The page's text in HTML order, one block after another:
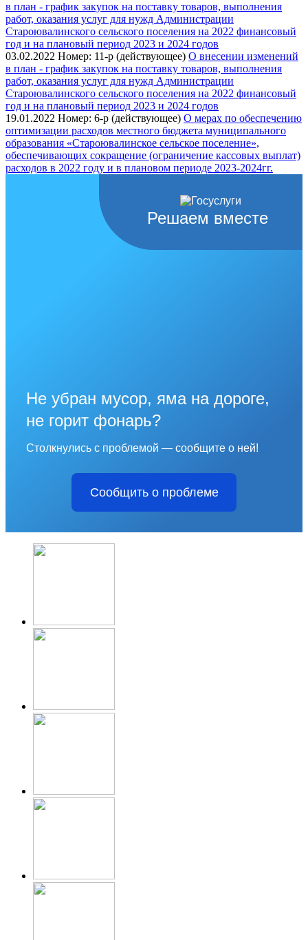
в план - график закупок на поставку товаров, выполнения
работ, оказания услуг для нужд Администрации
Староювалинского сельского поселения на 2022 финансовый
год и на плановый период 2023 и 2024 годов
03.02.2022 Номер: 11-р (действующее) О внесении изменений
в план - график закупок на поставку товаров, выполнения
работ, оказания услуг для нужд Администрации
Староювалинского сельского поселения на 2022 финансовый
год и на плановый период 2023 и 2024 годов
19.01.2022 Номер: 6-р (действующее) О мерах по обеспечению
оптимизации расходов местного бюджета муниципального
образования «Староювалинское сельское поселение»,
обеспечивающих сокращение (ограничение кассовых выплат)
расходов в 2022 году и в плановом периоде 2023-2024гг.
Решаем вместе
Не убран мусор, яма на дороге,
не горит фонарь?
Столкнулись с проблемой — сообщите о ней!
Сообщить о проблеме